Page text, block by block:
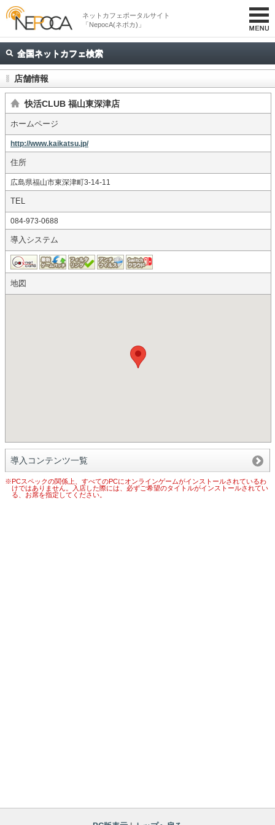
ネットカフェポータルサイト
「NepocA(ネポカ)」
全国ネットカフェ検索
店舗情報
快活CLUB 福山東深津店
ホームページ
http://www.kaikatsu.jp/
住所
広島県福山市東深津町3-14-11
TEL
084-973-0688
導入システム
地図
導入コンテンツ一覧
※PCスペックの関係上、すべてのPCにオンラインゲームがインストールされているわ
けではありません。入店した際には、必ずご希望のタイトルがインストールされてい
る、お席を指定してください。